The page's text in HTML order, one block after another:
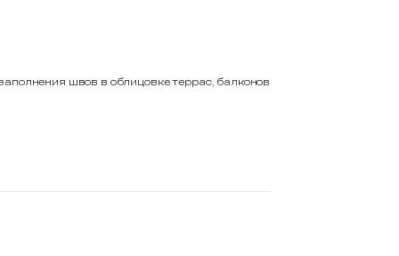
швов в облицовке террас, балконов